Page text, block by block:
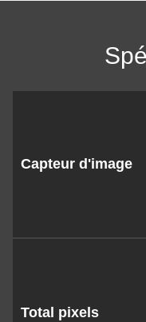
Capteur d'image
Total pixels